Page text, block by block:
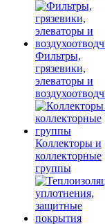
Фильтры,
грязевики,
элеваторы и
Коллекторы и
коллекторные
группы